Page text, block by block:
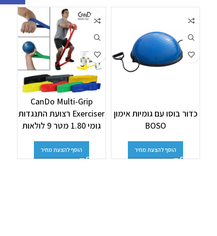
כדור בוסו עם גומיות אימון
BOSO
הוסף להצעת מחיר
CanDo Multi-Grip
Exerciser רצועת התנגדות
גומי 1.80 מטר 9 לולאות
הוסף להצעת מחיר